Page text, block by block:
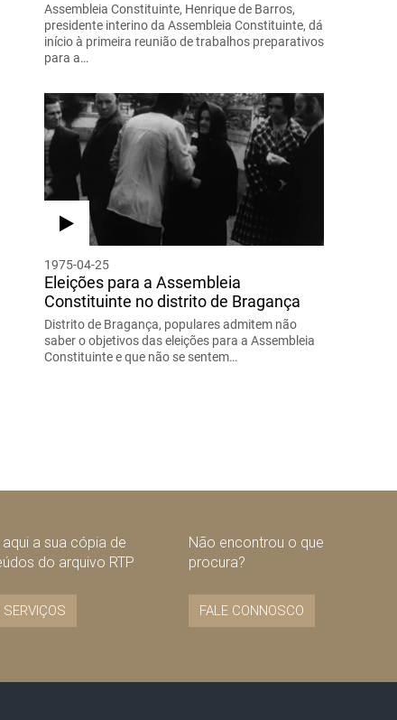
Assembleia Constituinte, Henrique de Barros,
presidente interino da Assembleia Constituinte, dá
início à primeira reunião de trabalhos preparativos
para a…
1975-04-25
Eleições para a Assembleia
Constituinte no distrito de Bragança
Distrito de Bragança, populares admitem não
saber o objetivos das eleições para a Assembleia
Constituinte e que não se sentem…
a sua cópia de
do arquivo RTP
SERVIÇOS
Não encontrou o que
procura?
FALE CONNOSCO